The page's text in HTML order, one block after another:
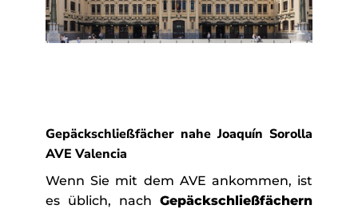
Gepäckschließfächer nahe Joaquín Sorolla
AVE Valencia
Wenn Sie mit dem AVE ankommen, ist
es üblich, nachGepäckschließfächern